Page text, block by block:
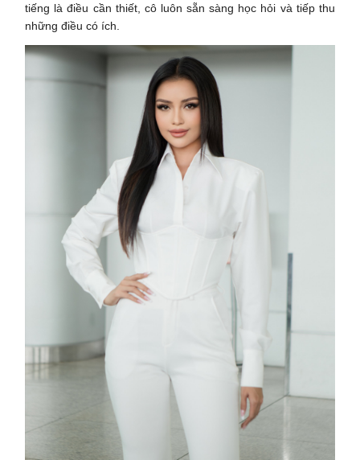
tiếng là điều cần thiết, cô luôn sẵn sàng học hỏi và tiếp thu
những điều có ích.